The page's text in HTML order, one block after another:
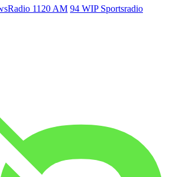
1120 AM 94 WIP Sportsradio